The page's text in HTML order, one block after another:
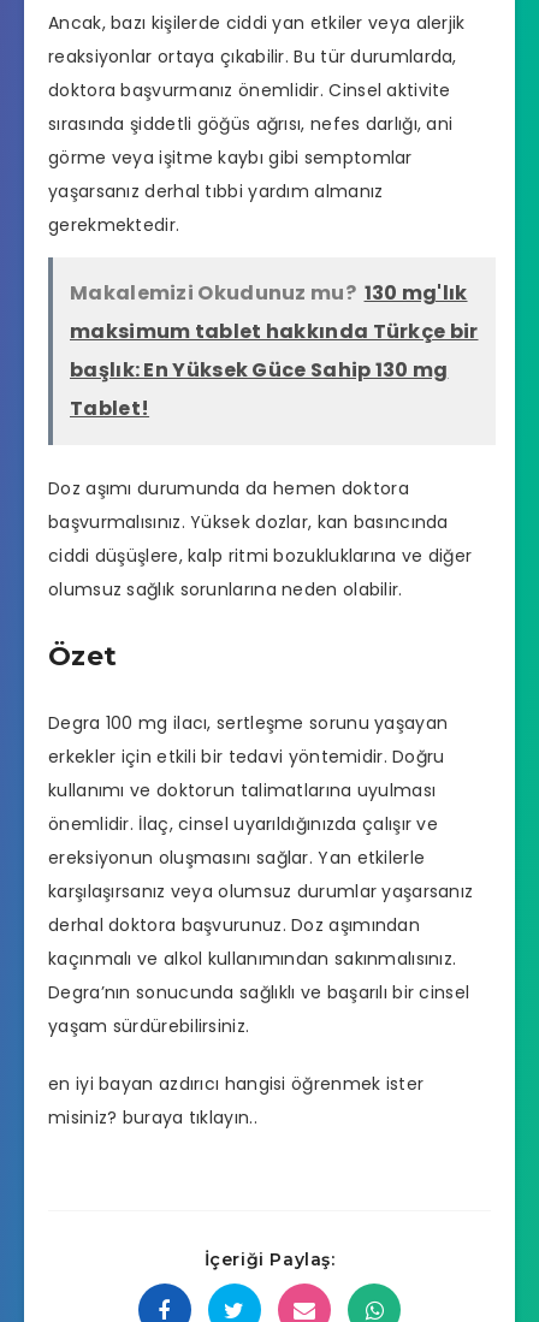
Ancak, bazı kişilerde ciddi yan etkiler veya alerjik
reaksiyonlar ortaya çıkabilir. Bu tür durumlarda,
doktora başvurmanız önemlidir. Cinsel aktivite
sırasında şiddetli göğüs ağrısı, nefes darlığı, ani
görme veya işitme kaybı gibi semptomlar
yaşarsanız derhal tıbbi yardım almanız
gerekmektedir.
Makalemizi Okudunuz mu? 130 mg'lık
maksimum tablet hakkında Türkçe bir
başlık: En Yüksek Güce Sahip 130 mg
Tablet!
Doz aşımı durumunda da hemen doktora
başvurmalısınız. Yüksek dozlar, kan basıncında
ciddi düşüşlere, kalp ritmi bozukluklarına ve diğer
olumsuz sağlık sorunlarına neden olabilir.
Özet
Degra 100 mg ilacı, sertleşme sorunu yaşayan
erkekler için etkili bir tedavi yöntemidir. Doğru
kullanımı ve doktorun talimatlarına uyulması
önemlidir. İlaç, cinsel uyarıldığınızda çalışır ve
ereksiyonun oluşmasını sağlar. Yan etkilerle
karşılaşırsanız veya olumsuz durumlar yaşarsanız
derhal doktora başvurunuz. Doz aşımından
kaçınmalı ve alkol kullanımından sakınmalısınız.
Degra’nın sonucunda sağlıklı ve başarılı bir cinsel
yaşam sürdürebilirsiniz.
en iyi bayan azdırıcı hangisi öğrenmek ister
misiniz? buraya tıklayın..
İçeriği Paylaş: